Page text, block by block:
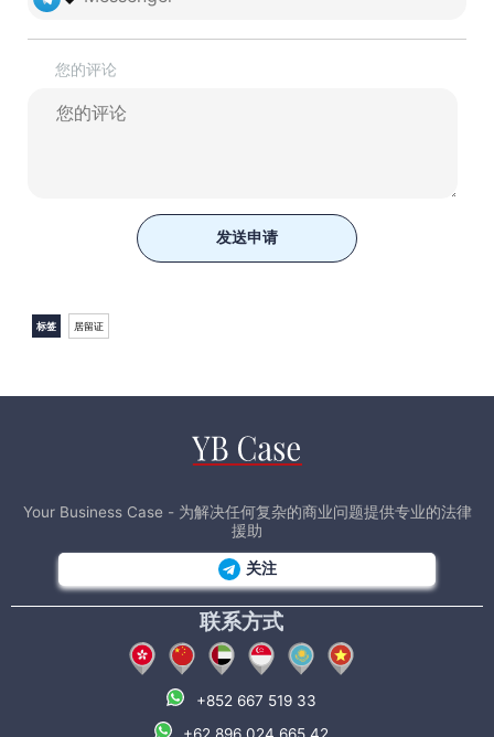
您的评论
发送申请
标签 居留证
Your Business Case - 为解决任何复杂的商业问题提供专业的法律
援助
关注
联系方式
+852 667 519 33